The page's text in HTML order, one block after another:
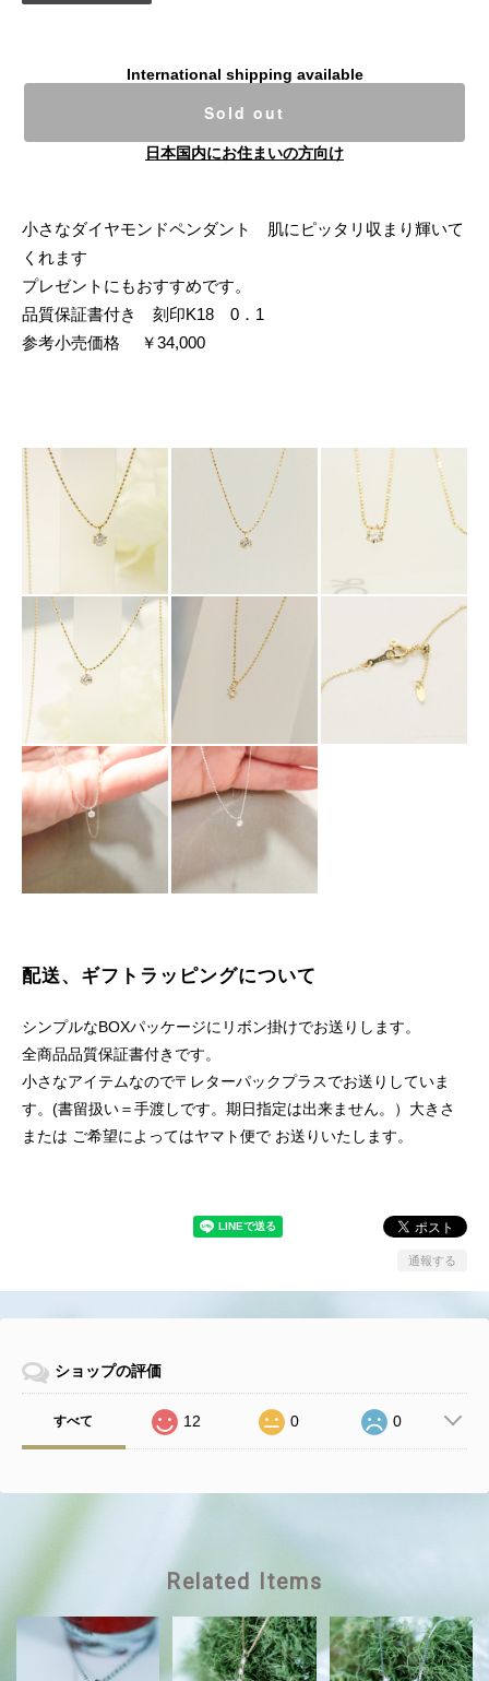
International shipping available
Sold out
日本国内にお住まいの方向け
小さなダイヤモンドペンダント 肌にピッタリ収まり輝いて
くれます
プレゼントにもおすすめです。
品質保証書付き 刻印K18 0．1
参考小売価格 ￥34,000
配送、ギフトラッピングについて
シンプルなBOXパッケージにリボン掛けでお送りします。
全商品品質保証書付きです。
小さなアイテムなので〒レターパックプラスでお送りしていま
す。(書留扱い＝手渡しです。期日指定は出来ません。）大きさ
または ご希望によってはヤマト便で お送りいたします。
通報する
ショップの評価
すべて 12 0 0
Related Items